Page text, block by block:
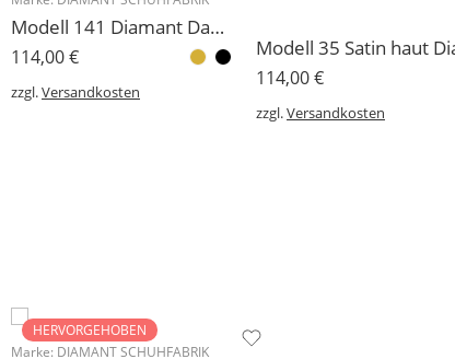
Modell 141 Diamant Damen Sandalette mit 5 cm Absatz, zierlicher Schnitt
114,00€
zzgl.Versandkosten
114,00€
zzgl.Versandkosten
HERVORGEHOBEN
Marke: DIAMANT SCHUHFABRIK